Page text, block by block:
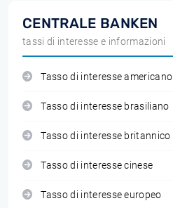
CENTRALE BANKEN
tassi di interesse e informazioni
Tasso di interesse americano
Tasso di interesse brasiliano
Tasso di interesse britannico
Tasso di interesse cinese
Tasso di interesse europeo